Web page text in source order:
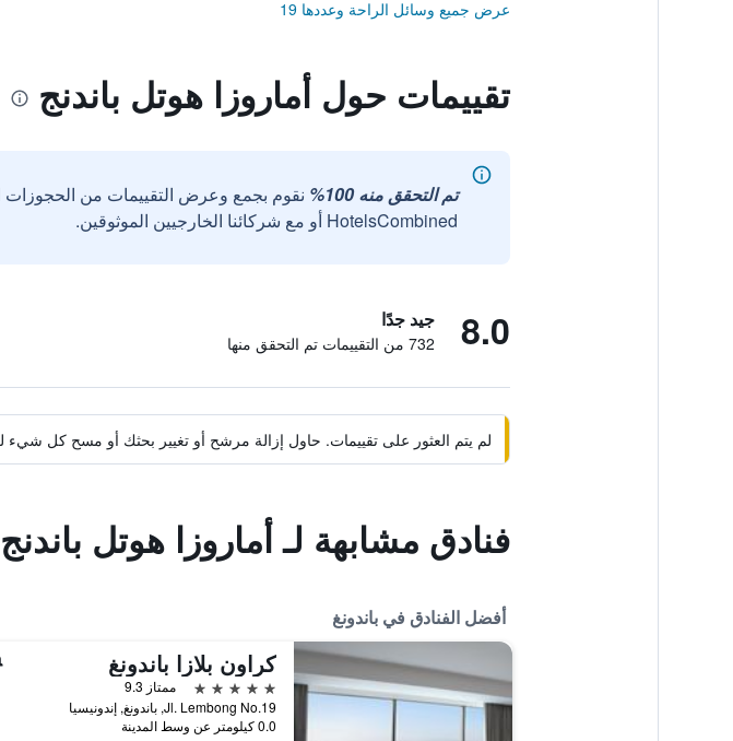
عرض جميع وسائل الراحة وعددها 19
تقييمات حول أماروزا هوتل باندنج
تم التحقق منه 100%
نقوم بجمع وعرض التقييمات من الحجوزات
HotelsCombined أو مع شركائنا الخارجيين الموثوقين.
8.0 جيد جدًا
732 من التقييمات تم التحقق منها
لم يتم العثور على تقييمات. حاول إزالة مرشح أو تغيير بحثك أو مسح كل شيء
فنادق مشابهة لـ أماروزا هوتل باندنج
أفضل الفنادق في باندونغ
كراون بلازا باندونغ
5 نجوم
ممتاز 9.3
Jl. Lembong No.19, باندونغ, إندونيسيا
0.0 كيلومتر عن وسط المدينة